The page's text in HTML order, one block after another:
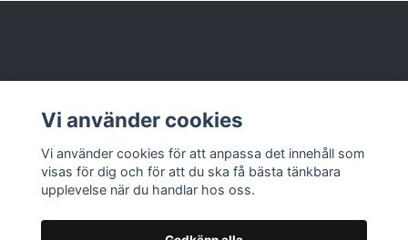
Läs mer
Vi använder cookies
Vi använder cookies för att anpassa det innehåll som
visas för dig och för att du ska få bästa tänkbara
upplevelse när du handlar hos oss.